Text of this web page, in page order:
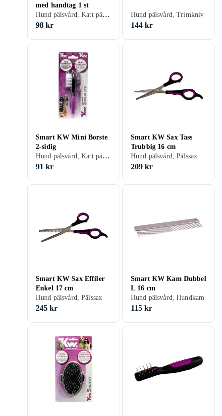
med handtag 1 st
Hund pälsvård, Katt pälsvård, Hundkam
98 kr
Hund pälsvård, Trimkniv
144 kr
Smart KW Mini Borste
2-sidig
Hund pälsvård, Katt pälsvård, Djurborste
91 kr
Smart KW Sax Tass
Trubbig 16 cm
Hund pälsvård, Pälssax
209 kr
Smart KW Sax Effiler
Enkel 17 cm
Hund pälsvård, Pälssax
245 kr
Smart KW Kam Dubbel
L 16 cm
Hund pälsvård, Hundkam
115 kr